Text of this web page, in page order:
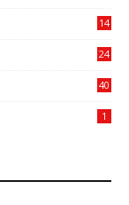
14
24
40
1